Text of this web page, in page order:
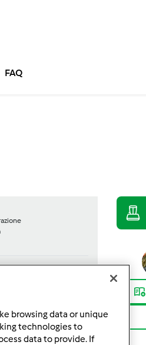
FAQ
porzioni
browsing data or unique
technologies to
data to provide. If